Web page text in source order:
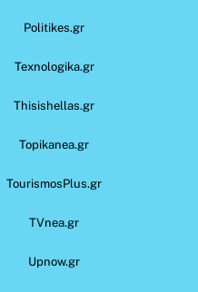
Politikes.gr
Texnologika.gr
Thisishellas.gr
Topikanea.gr
TourismosPlus.gr
TVnea.gr
Upnow.gr